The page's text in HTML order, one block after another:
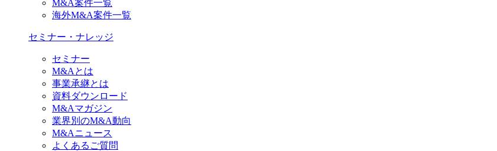
M&A案件一覧
海外M&A案件一覧
セミナー・ナレッジ
セミナー
M&Aとは
事業承継とは
資料ダウンロード
M&Aマガジン
業界別のM&A動向
M&Aニュース
よくあるご質問